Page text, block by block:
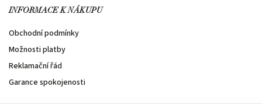
INFORMACE K NÁKUPU
Obchodní podmínky
Možnosti platby
Reklamační řád
Garance spokojenosti